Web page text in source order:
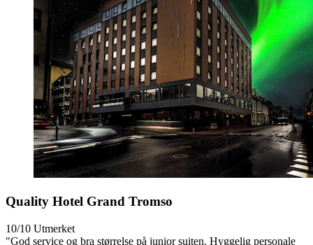
Quality Hotel Grand Tromso
10/10 Utmerket
"God service og bra størrelse på junior suiten. Hyggelig personale